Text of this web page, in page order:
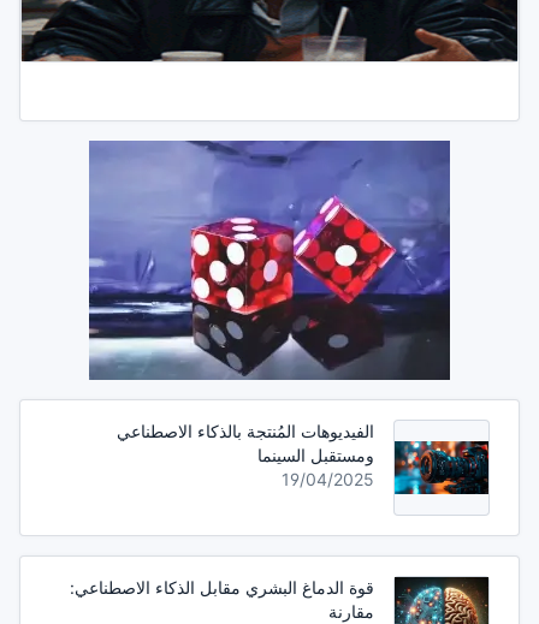
الفيديوهات المُنتجة بالذكاء الاصطناعي
ومستقبل السينما
19/04/2025
قوة الدماغ البشري مقابل الذكاء الاصطناعي:
مقارنة